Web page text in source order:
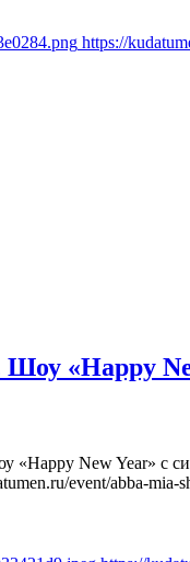
https://
«Happy
New Year» с
event/abba-